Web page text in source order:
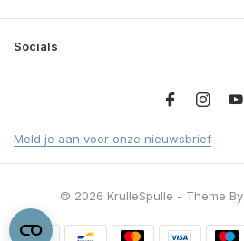
Socials
Meld je aan voor onze nieuwsbrief
© 2026 KrulleSpulle - Theme By